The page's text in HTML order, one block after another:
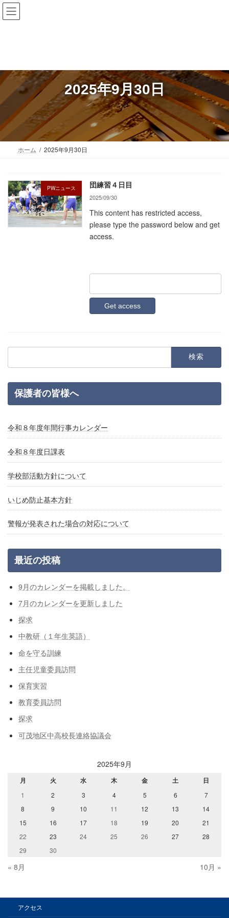
コ
ン
ス
キ
プ
ナ
ビ
ン
に
動
2025年9月30日
ホーム 2025年9月30日
PWニュース
団練習４日目
2025/09/30
This content has restricted access,
please type the password below and get
access.
保護者の皆様へ
令和８年度年間行事カレンダー
令和８年度日課表
学校部活動方針について
いじめ防止基本方針
警報が発表された場合の対応について
最近の投稿
9月のカレンダーを掲載しました。
7月のカレンダーを更新しました
探求
中教研（１年生英語）
命を守る訓練
主任児童委員訪問
保育実習
教育委員訪問
探求
可茂地区中高校長連絡協議会
2025年9月
月 火 水 木 金 土 日
1 2 3 4 5 6
7
8
9 10 11 12 13
14
15
16 17 18 19 20
21
22
23 24 25 26 27
28
29
30
« 8月 10月 »
アクセス